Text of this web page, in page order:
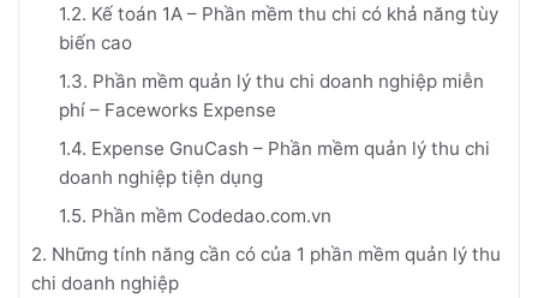
1.2. Kế toán 1A – Phần mềm thu chi có khả năng tùy
biến cao
1.3. Phần mềm quản lý thu chi doanh nghiệp miễn
phí – Faceworks Expense
1.4. Expense GnuCash – Phần mềm quản lý thu chi
doanh nghiệp tiện dụng
1.5. Phần mềm Codedao.com.vn
2. Những tính năng cần có của 1 phần mềm quản lý thu
chi doanh nghiệp